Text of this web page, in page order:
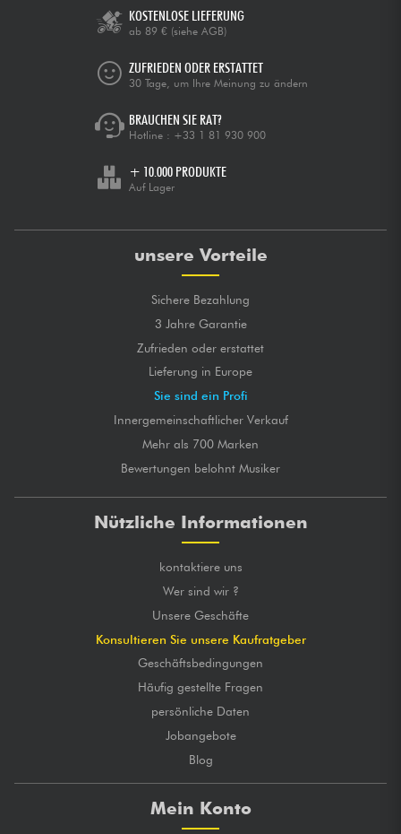
KOSTENLOSE LIEFERUNG
ab 89 € (siehe AGB)
ZUFRIEDEN ODER ERSTATTET
30 Tage, um Ihre Meinung zu ändern
BRAUCHEN SIE RAT?
Hotline : +33 1 81 930 900
+ 10.000 PRODUKTE
Auf Lager
unsere Vorteile
Sichere Bezahlung
3 Jahre Garantie
Zufrieden oder erstattet
Lieferung in Europe
Sie sind ein Profi
Innergemeinschaftlicher Verkauf
Mehr als 700 Marken
Bewertungen belohnt Musiker
Nützliche Informationen
kontaktiere uns
Wer sind wir ?
Unsere Geschäfte
Konsultieren Sie unsere Kaufratgeber
Geschäftsbedingungen
Häufig gestellte Fragen
persönliche Daten
Jobangebote
Blog
Mein Konto